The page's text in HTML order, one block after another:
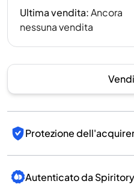
Ultima vendita:Ancora
nessuna vendita
Protezione
Autenticato da Spiritory